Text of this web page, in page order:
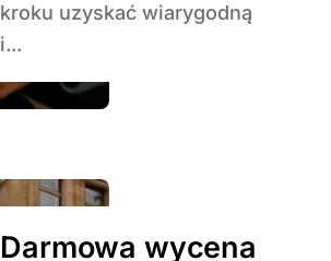
kroku uzyskać wiarygodną
i...
Darmowa wycena